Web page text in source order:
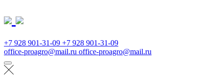
+7 928 901-31-09 +7 928 901-31-09
office-proagro@mail.ru office-proagro@mail.ru